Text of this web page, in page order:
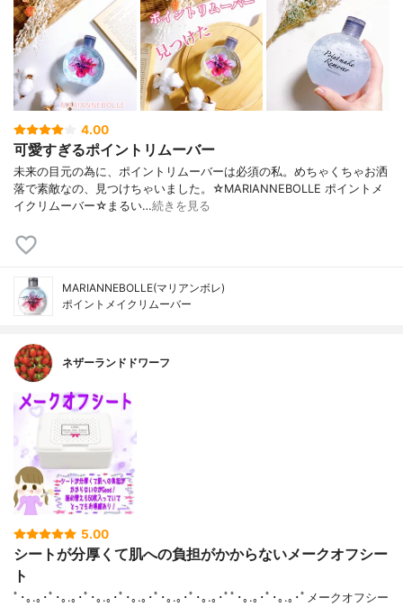
4.00
可愛すぎるポイントリムーバー
未来の目元の為に、ポイントリムーバーは必須の私。めちゃくちゃお洒
落で素敵なの、見つけちゃいました。☆MARIANNEBOLLE ポイントメ
イクリムーバー☆まるい…続きを見る
MARIANNEBOLLE(マリアンボレ)
ポイントメイクリムーバー
ネザーランドドワーフ
5.00
シートが分厚くて肌への負担がかからないメークオフシー
ト
ﾟ･｡.｡･ﾟ･｡.｡･ﾟ･｡.｡･ﾟ･｡.｡･ﾟ･｡.｡･ﾟ･｡.｡･ﾟﾟ･｡.｡･ﾟ･｡.｡･ﾟメークオフシー